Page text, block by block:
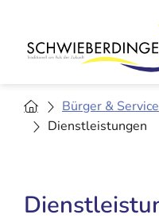
Bürger & Service
Dienstleistungen